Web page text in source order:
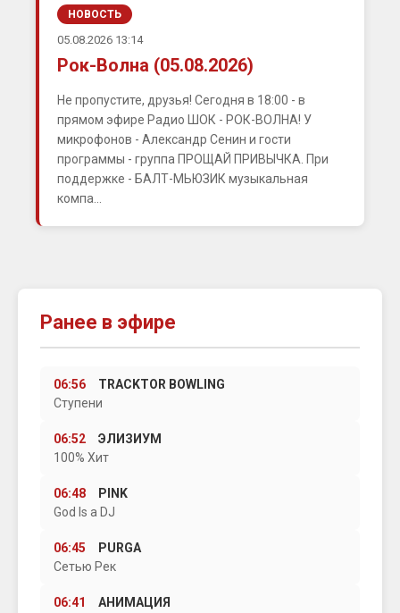
НОВОСТЬ
05.08.2026 13:14
Рок-Волна (05.08.2026)
Не пропустите, друзья! Сегодня в 18:00 - в
прямом эфире Радио ШОК - РОК-ВОЛНА! У
микрофонов - Александр Сенин и гости
программы - группа ПРОЩАЙ ПРИВЫЧКА. При
поддержке - БАЛТ-МЬЮЗИК музыкальная
компа...
Ранее в эфире
06:56
TRACKTOR BOWLING
Ступени
06:52
ЭЛИЗИУМ
100% Хит
06:48
PINK
God Is a DJ
06:45
PURGA
Сетью Рек
06:41 АНИМАЦИЯ